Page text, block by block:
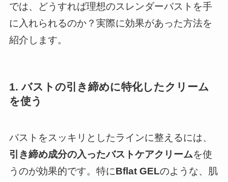
では、どうすれば理想のスレンダーバストを手
に入れられるのか？実際に効果があった方法を
紹介します。
1. バストの引き締めに特化したクリーム
を使う
バストをスッキリとしたラインに整えるには、
引き締め成分の入ったバストケアクリームを使
うのが効果的です。特にBflat GELのような、肌